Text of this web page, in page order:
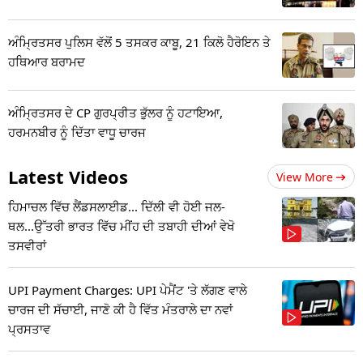
ਅੰਮ੍ਰਿਤਸਰ ਪੁਲਿਸ ਵੱਲੋਂ 5 ਤਸਕਰ ਕਾਬੂ, 21 ਕਿਲੋ ਹੈਰੋਇਨ ਤੇ
ਹਥਿਆਰ ਬਰਾਮਦ
ਅੰਮ੍ਰਿਤਸਰ ਦੇ CP ਗੁਰਪ੍ਰੀਤ ਭੁੱਲਰ ਨੂੰ ਹਟਾਇਆ,
ਹਰਮਨਬੀਰ ਨੂੰ ਦਿੱਤਾ ਵਾਧੂ ਚਾਰਜ
Latest Videos View More
ਹਿਮਾਚਲ ਵਿੱਚ ਲੈਂਡਸਲਾਈਡ... ਦਿੱਲੀ ਵੀ ਹੋਈ ਜਲ-
ਥਲ...ਉੱਤਰੀ ਭਾਰਤ ਵਿੱਚ ਮੀਂਹ ਦੀ ਤਬਾਹੀ ਦੀਆਂ ਵੇਖੋ
ਤਸਵੀਰਾਂ
UPI Payment Charges: UPI ਪੇਮੈਂਟ 'ਤੇ ਲੱਗਣ ਵਾਲੇ
ਚਾਰਜ ਦੀ ਸੱਚਾਈ, ਜਾਣੋ ਕੀ ਹੈ ਵਿੱਤ ਮੰਤਰਾਲੇ ਦਾ ਨਵਾਂ
ਪ੍ਰਸਤਾਵ